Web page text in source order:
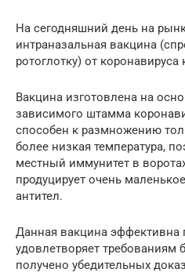
На сегодняшний день на
интраназальная вакцина
ротоглотку) от
Вакцина изготовлена на
зависимого штамма
способен к размножению
более низкая температура,
местный иммунитет в
продуцирует очень
антител.
Данная вакцина эффективна
удовлетворяет требованиям
получено убедительных